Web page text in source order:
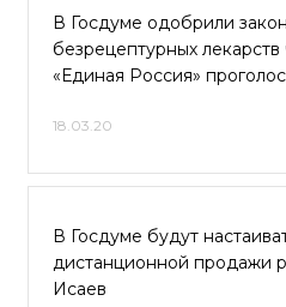
В Госдуме одобрили
безрецептурных лекарств
«Единая Россия»
18.03.20
В Госдуме будут
дистанционной продажи
Исаев